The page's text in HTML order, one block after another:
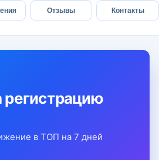
Отзывы Контакты
регистрацию
в ТОП на 7 дней